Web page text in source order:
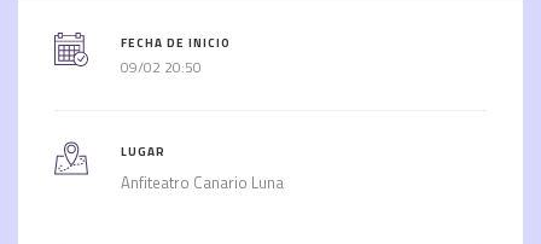
FECHA DE INICIO
09/02 20:50
LUGAR
Anfiteatro Canario Luna